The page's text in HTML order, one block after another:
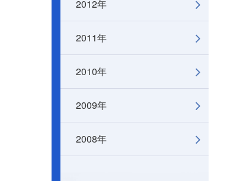
2012年
2011年
2010年
2009年
2008年